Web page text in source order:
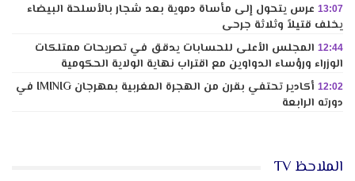
13:07 عرس يتحول إلى مأساة دموية بعد شجار بالأسلحة البيضاء
يخلف قتيلاً وثلاثة جرحى
12:44 المجلس الأعلى للحسابات يدقق في تصريحات ممتلكات
الوزراء ورؤساء الدواوين مع اقتراب نهاية الولاية الحكومية
12:02
أكادير تحتفي بقرن من الهجرة المغربية بمهرجان IMINIG في
دورته الرابعة
الملاحظ TV